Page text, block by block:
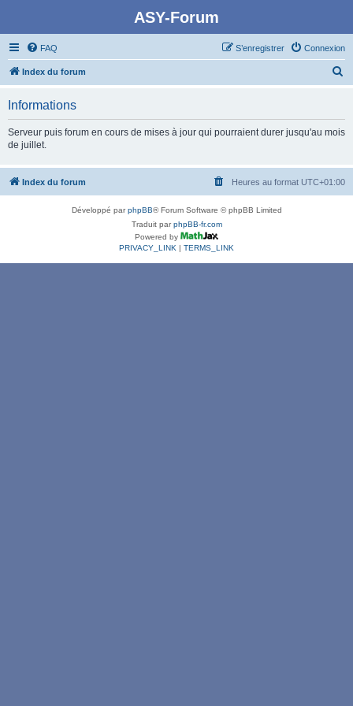
ASY-Forum
FAQ Connexion
S’enregistrer
Index du forum
c
Informations
Serveur puis forum en cours de mises à jour qui pourraient durer jusqu'au mois
de juillet.
Index du forum Heures au format UTC+01:00
Développé parphpBB® Forum Software © phpBB Limited
Traduit parphpBB-fr.com
Powered by
PRIVACY_LINK | TERMS_LINK